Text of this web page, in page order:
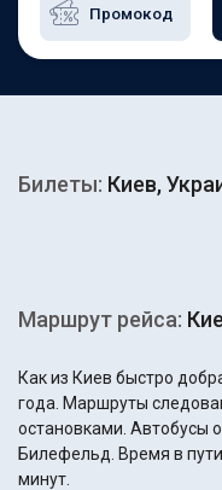
Билеты: Киев,
Маршрут рейса:
Как из Киев быстро
года. Маршруты
остановками. Автобусы
Билефельд. Время в
минут.